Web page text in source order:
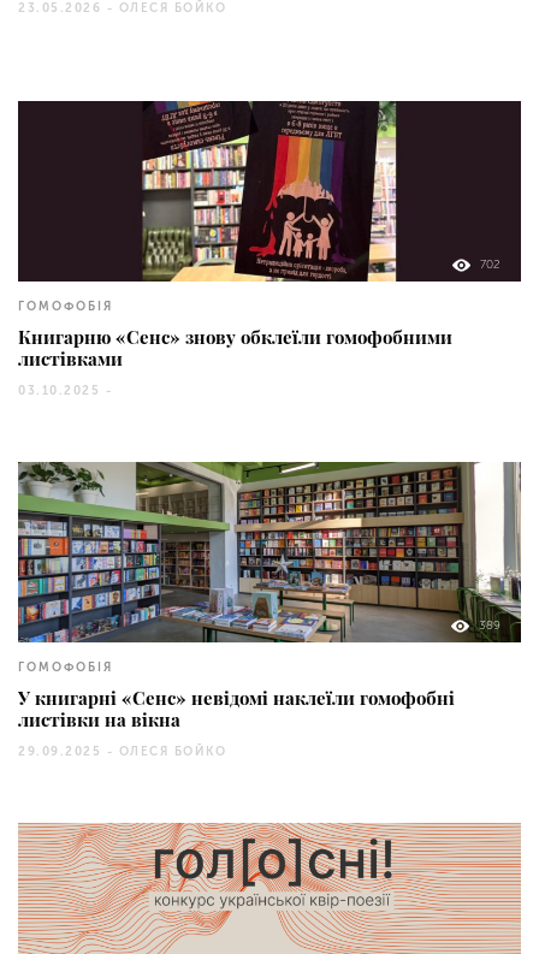
23.05.2026 - ОЛЕСЯ БОЙКО
702
ГОМОФОБІЯ
Книгарню «Сенс» знову обклеїли гомофобними
листівками
03.10.2025 -
389
ГОМОФОБІЯ
У книгарні «Сенс» невідомі наклеїли гомофобні
листівки на вікна
29.09.2025 - ОЛЕСЯ БОЙКО